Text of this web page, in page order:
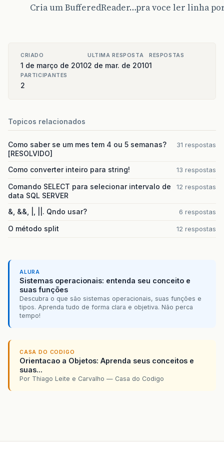
Cria um BufferedReader…pra voce ler linha
CRIADO
1 de março de 2010
ULTIMA RESPOSTA
2 de mar. de 2010
RESPOSTAS
1
PARTICIPANTES
2
Topicos relacionados
Como saber se um mes tem 4 ou 5 semanas?
[RESOLVIDO]
31 respostas
Como converter inteiro para string! 13 respostas
Comando SELECT para selecionar intervalo de
data SQL SERVER
12 respostas
&, &&, |, ||. Qndo usar? 6 respostas
O método split 12 respostas
ALURA
Sistemas operacionais: entenda seu conceito e
suas funções
Descubra o que são sistemas operacionais, suas funções e
tipos. Aprenda tudo de forma clara e objetiva. Não perca
tempo!
CASA DO CODIGO
Orientacao a Objetos: Aprenda seus conceitos e
suas...
Por Thiago Leite e Carvalho — Casa do Codigo